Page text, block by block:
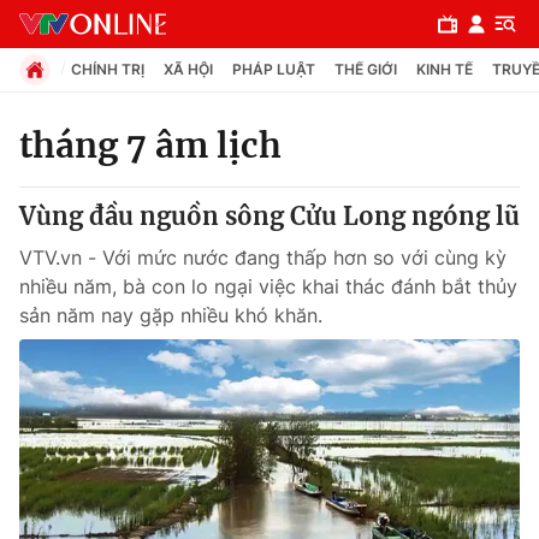
Chuyên mục
Xã hội
Pháp luật
Y tế
Thế giới
CHÍNH TRỊ XÃ HỘI PHÁP LUẬT THẾ GIỚI KINH TẾ
tháng 7 âm lịch
Vùng đầu nguồn sông Cửu Long ngóng lũ
VTV.vn - Với mức nước đang thấp hơn so với cùng kỳ
nhiều năm, bà con lo ngại việc khai thác đánh bắt thủy
sản năm nay gặp nhiều khó khăn.